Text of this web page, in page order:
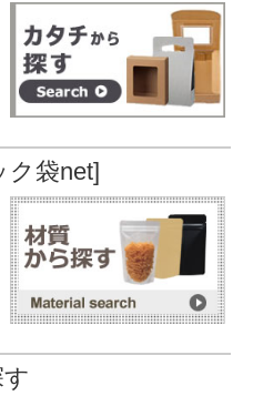
袋net]